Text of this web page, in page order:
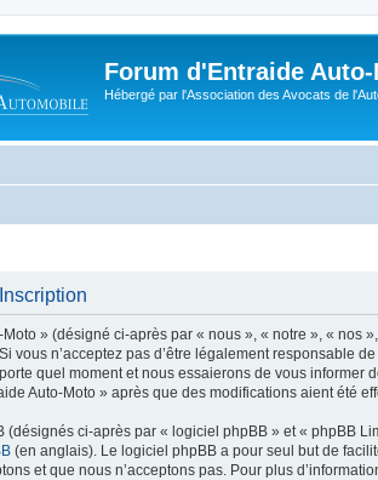
Forum d'Entraide
Hébergé par l'Association des Avocats de
» (désigné ci-après par « nous », « notre », « nos
vous n’acceptez pas d’être légalement responsable
quel moment et nous essaierons de vous
Auto-Moto » après que des modifications aient été
(désignés ci-après par « logiciel phpBB » et « phpBB
(en anglais). Le logiciel phpBB a pour seul but de
et que nous n’acceptons pas. Pour plus